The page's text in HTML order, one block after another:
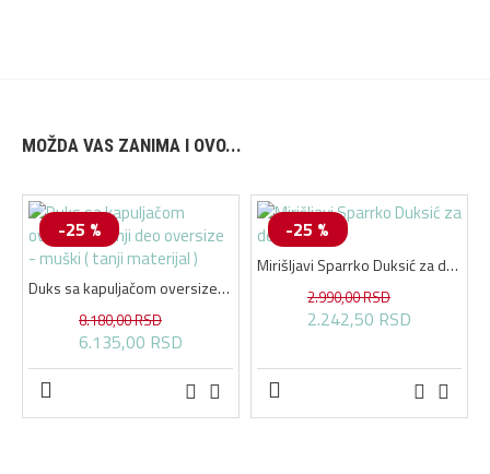
MOŽDA VAS ZANIMA I OVO...
-25 %
Duks sa kapuljačom oversize i donji deo oversize - muški ( tanji materijal )
6.135,00 RSD
8.180,00 RSD
-25 %
Mirišljavi Sparrko Duksić za decu
2.242,50 RSD
2.990,00 RSD